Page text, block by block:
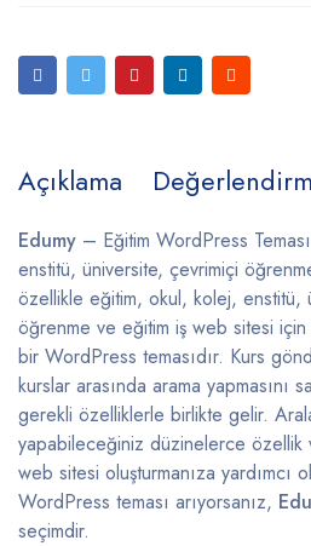
Açıklama
Edumy – Eğitim WordPress
enstitü, üniversite, çevrimiçi
özellikle eğitim, okul, kolej, enstitü,
öğrenme ve eğitim iş web sitesi için
bir WordPress temasıdır. Kurs
kurslar arasında arama yapmasını
gerekli özelliklerle birlikte gelir.
yapabileceğiniz düzinelerce
web sitesi oluşturmanıza yardımcı
WordPress teması arıyorsanız,
seçimdir.